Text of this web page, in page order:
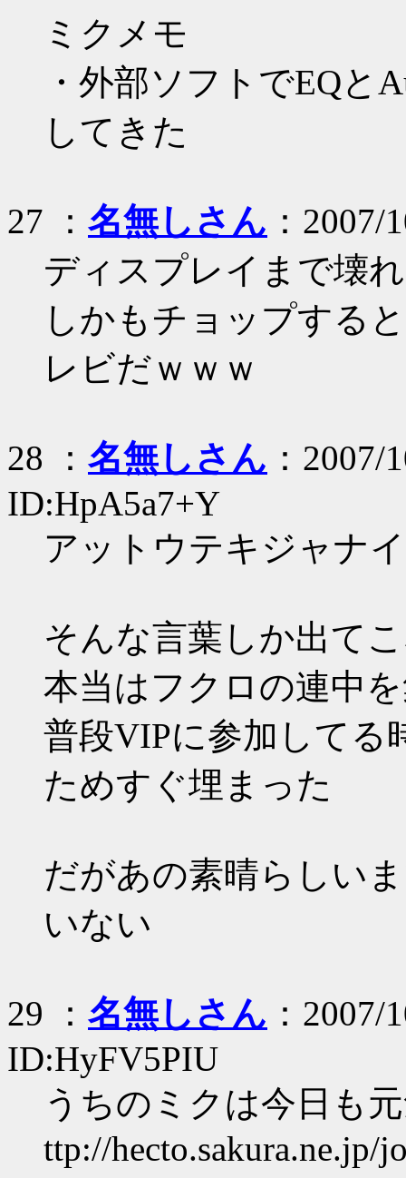
ミクメモ
・外部ソフトでEQと
してきた
27 ： 名無しさん ：
ディスプレイまで壊
しかもチョップする
レビだｗｗｗ
28 ： 名無しさん ：2007/
ID:HpA5a7+Y
アットウテキジャナ
そんな言葉しか出て
本当はフクロの連中
普段VIPに参加してる
ためすぐ埋まった
だがあの素晴らしい
いない
29 ： 名無しさん ：2007/
ID:HyFV5PIU
うちのミクは今日も
ttp://hecto.sakura.ne.jp/